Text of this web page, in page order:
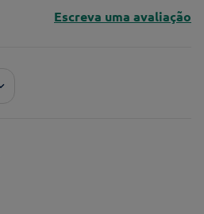
Escreva uma avaliação